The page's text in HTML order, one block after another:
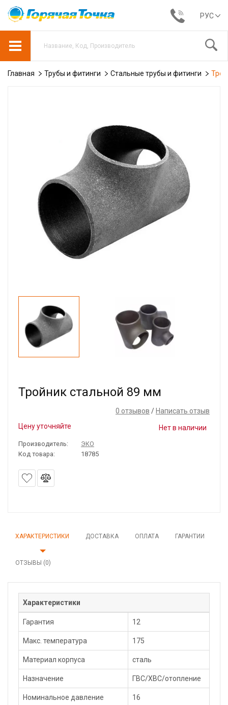
РУС
Главная Трубы и фитинги Стальные трубы и фитинги
Тройник стальной 89 мм
0 отзывов / Написать отзыв
Цену уточняйте
Нет в наличии
Производитель:
ЭКО
Код товара:
18785
ХАРАКТЕРИСТИКИ ДОСТАВКА ОПЛАТА ГАРАНТИИ
ОТЗЫВЫ (0)
Характеристики
Гарантия 12
Макс. температура 175
Материал корпуса сталь
Назначение ГВС/ХВС/отопление
Номинальное давление 16